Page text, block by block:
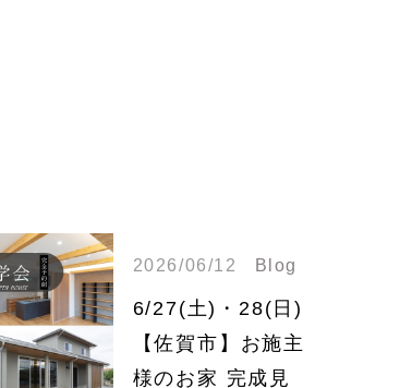
2026/06/12 Blog
6/27(土)・28(日)
【佐賀市】お施主
様のお家 完成見